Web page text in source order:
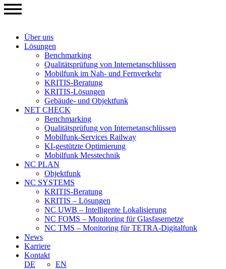
Über uns
Lösungen
Benchmarking
Qualitätsprüfung von Internetanschlüssen
Mobilfunk im Nah- und Fernverkehr
KRITIS-Beratung
KRITIS-Lösungen
Gebäude- und Objektfunk
NET CHECK
Benchmarking
Qualitätsprüfung von Internetanschlüssen
Mobilfunk-Services Railway
KI-gestützte Optimierung
Mobilfunk Messtechnik
NC PLAN
Objektfunk
NC SYSTEMS
KRITIS-Beratung
KRITIS – Lösungen
NC UWB – Intelligente Lokalisierung
NC FOMS – Monitoring für Glasfasernetze
NC TMS – Monitoring für TETRA-Digitalfunk
News
Karriere
Kontakt
DE
EN